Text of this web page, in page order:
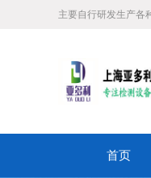
主要自行研发生产各
首页